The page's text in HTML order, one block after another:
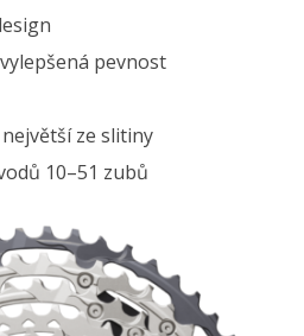
pevnost
ze slitiny
10–51 zubů